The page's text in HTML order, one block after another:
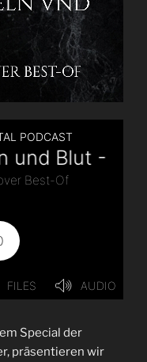
Special der
präsentieren wir